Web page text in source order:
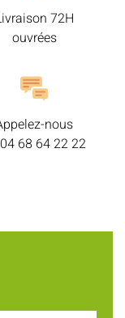
72H
ouvrées
nous
04 68 64 22 22